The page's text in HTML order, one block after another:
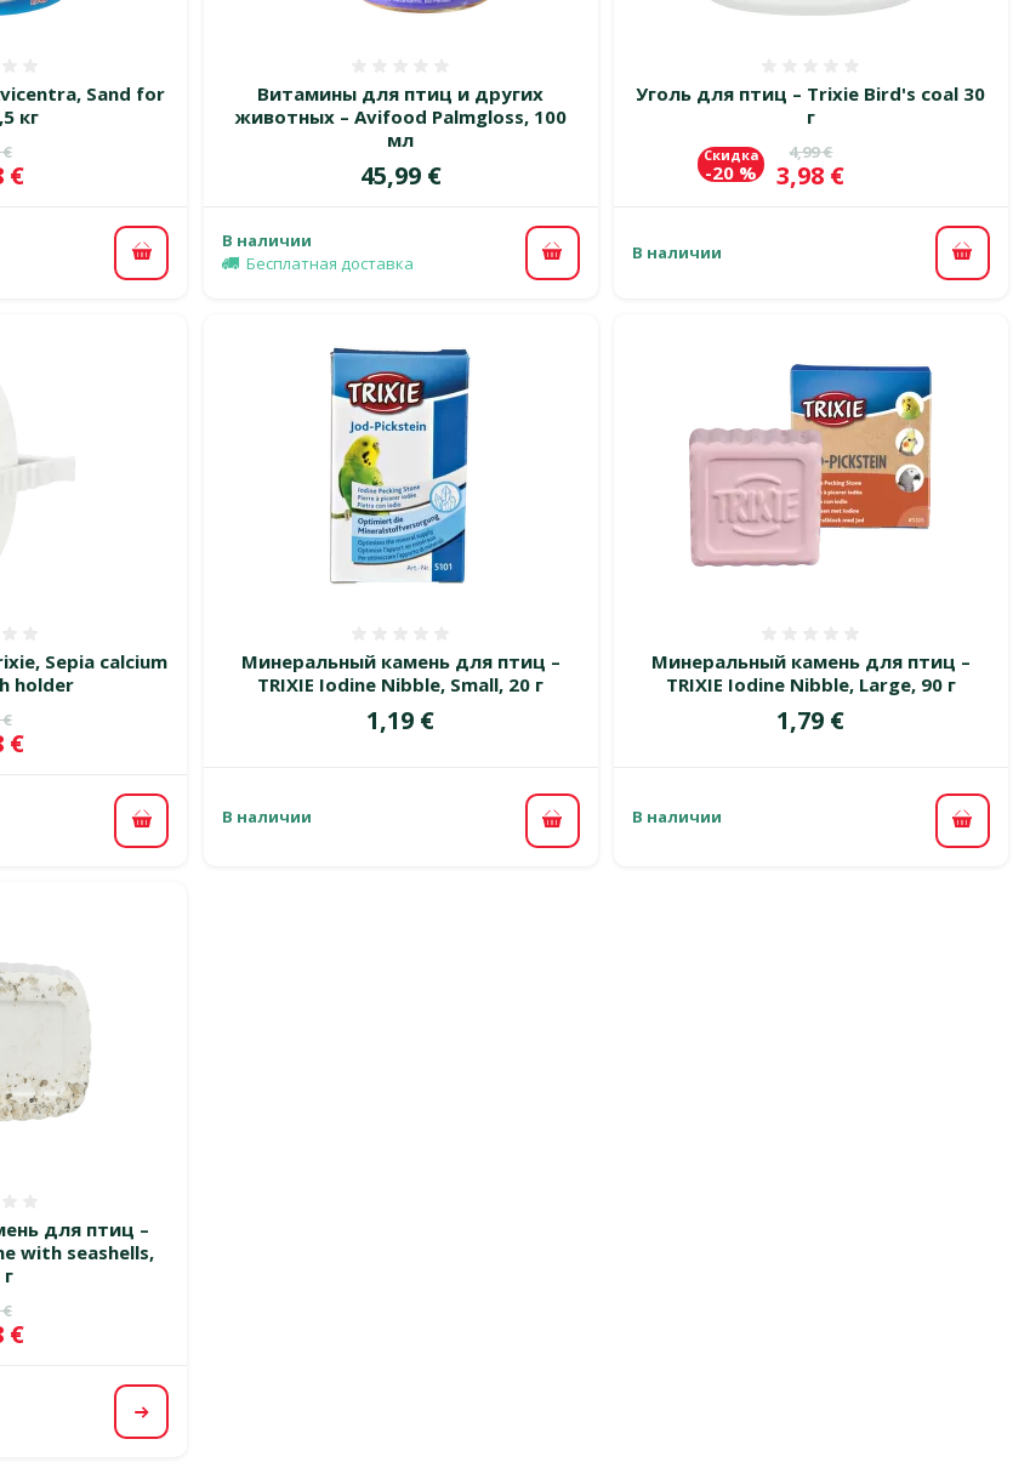
Sand for
кг
цена
€
€
В корзину
Витамины для птиц и других
животных – Avifood Palmgloss, 100
мл
Цена
45,99 €
В наличии
Бесплатная доставка
В корзину
Уголь для птиц – Trixie Bird's coal 30
г
Исходная цена
4,99 €
Цена
3,98 €
Скидка
-20 %
В наличии В
Sepia calcium
holder
цена
€
В корзину
Минеральный камень для птиц –
TRIXIE Iodine Nibble, Small, 20 г
Цена
1,19 €
В наличии
В корзину
Минеральный камень для птиц –
TRIXIE Iodine Nibble, Large, 90 г
Цена
1,79 €
В наличии
В
для птиц –
with seashells,
цена
€
Посмотреть